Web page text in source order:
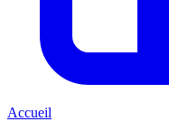
Accueil